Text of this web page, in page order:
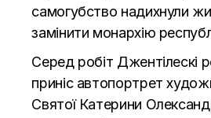
самогубство надихнули
замінити монархію
Серед робіт Джентілескі
приніс автопортрет
Святої Катерини